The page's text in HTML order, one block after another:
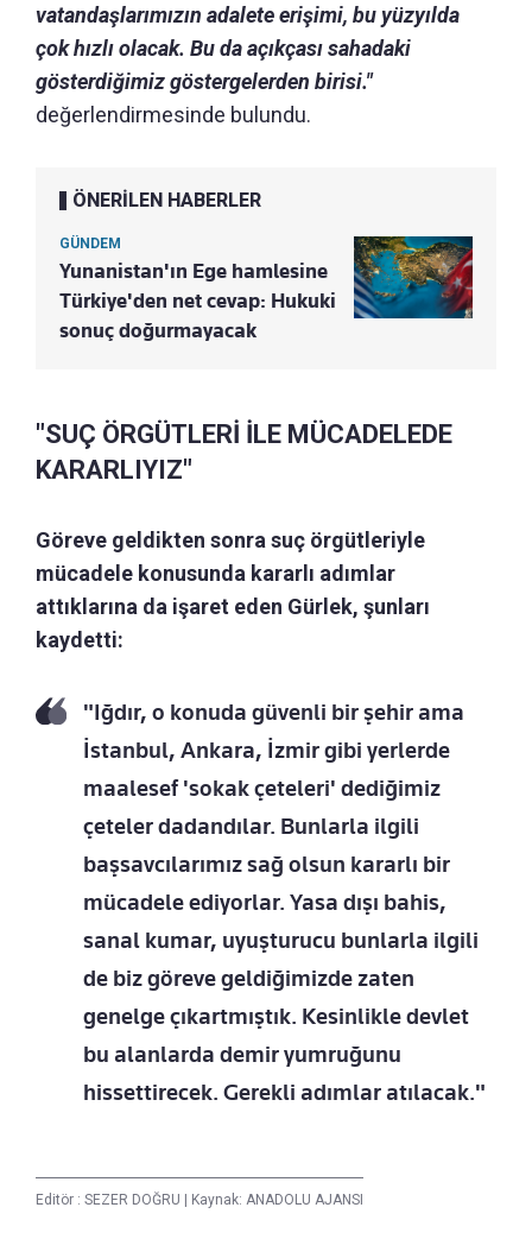
vatandaşlarımızın adalete erişimi, bu yüzyılda
çok hızlı olacak. Bu da açıkçası sahadaki
gösterdiğimiz göstergelerden birisi."
değerlendirmesinde bulundu.
ÖNERİLEN HABERLER
GÜNDEM
Yunanistan'ın Ege hamlesine
Türkiye'den net cevap: Hukuki
sonuç doğurmayacak
"SUÇ ÖRGÜTLERİ İLE MÜCADELEDE
KARARLIYIZ"
Göreve geldikten sonra suç örgütleriyle
mücadele konusunda kararlı adımlar
attıklarına da işaret eden Gürlek, şunları
kaydetti:
"Iğdır, o konuda güvenli bir şehir ama
İstanbul, Ankara, İzmir gibi yerlerde
maalesef 'sokak çeteleri' dediğimiz
çeteler dadandılar. Bunlarla ilgili
başsavcılarımız sağ olsun kararlı bir
mücadele ediyorlar. Yasa dışı bahis,
sanal kumar, uyuşturucu bunlarla ilgili
de biz göreve geldiğimizde zaten
genelge çıkartmıştık. Kesinlikle devlet
bu alanlarda demir yumruğunu
hissettirecek. Gerekli adımlar atılacak."
Editör : SEZER DOĞRU | Kaynak: ANADOLU AJANSI